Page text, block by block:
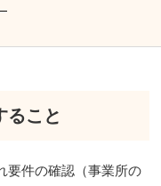
ること
要件の確認（事業所の